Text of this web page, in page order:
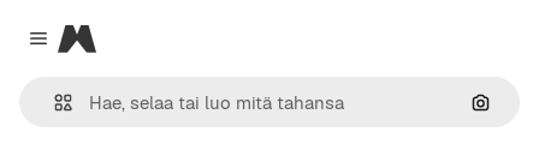
Close menu
Magnific
Hae